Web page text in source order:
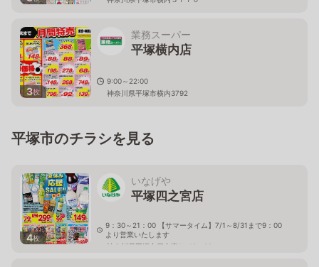
3枚
業務スーパー
平塚横内店
9:00～22:00
神奈川県平塚市横内3792
平塚市のチラシを見る
4枚
いなげや
平塚四之宮店
9：30～21：00 【サマータイム】7/1～8/31まで9：00
より営業いたします
神奈川県平塚市四之宮1－13－30